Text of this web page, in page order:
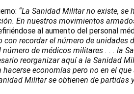
“La Sanidad Militar no existe, se
En nuestros movimientos
al aumento del personal
con recordar el número de unidades
de médicos militares . . . la
reorganizar aquí a la Sanidad
economías pero no en el
Militar se obtienen de partidas